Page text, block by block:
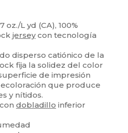
oz./L yd (CA), 100%
jerseycon tecnología
disperso catiónico de la
fija la solidez del color
de impresión
que produce
y nítidos.
dobladillo inferior